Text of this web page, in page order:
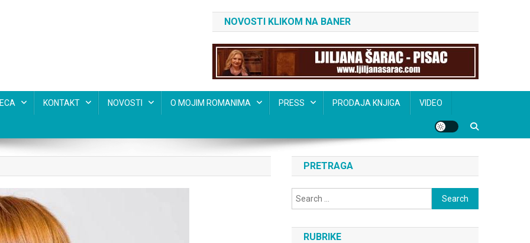
NOVOSTI KLIKOM NA BANER
KONTAKT NOVOSTI O MOJIM ROMANIMA PRESS PRODAJA KNJIGA VIDEO
PRETRAGA
Search
for:
RUBRIKE